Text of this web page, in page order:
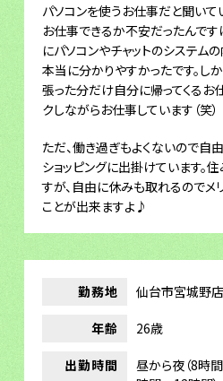
パソコンを使うお仕事だと聞い
お仕事できるか不安だったんです
にパソコンやチャットのシステム
本当に分かりやすかったです。し
張った分だけ自分に帰ってくるお
クしながらお仕事しています（笑）
ただ、働き過ぎもよくないので自
ショッピングに出掛けています。
すが、自由に休みも取れるのでメ
ことが出来ますよ♪
勤務地 仙台市宮城野店
年齢 26歳
出勤時間
昼から夜（8時